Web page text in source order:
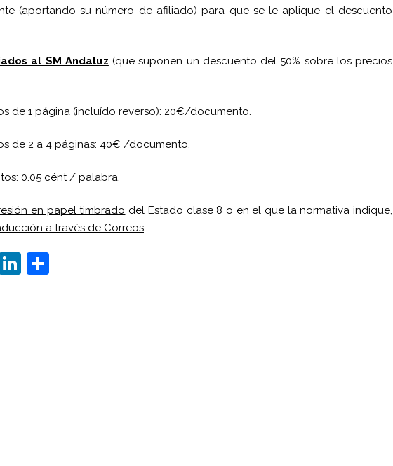
(aportando su número de afiliado) para que se le aplique el descuento
al SM Andaluz (que suponen un descuento del 50% sobre los precios
de 1 página (incluído reverso): 20€/documento.
de 2 a 4 páginas: 40€ /documento.
0.05 cént / palabra.
en papel timbrado del Estado clase 8 o en el que la normativa indique,
a través de Correos.
LinkedIn